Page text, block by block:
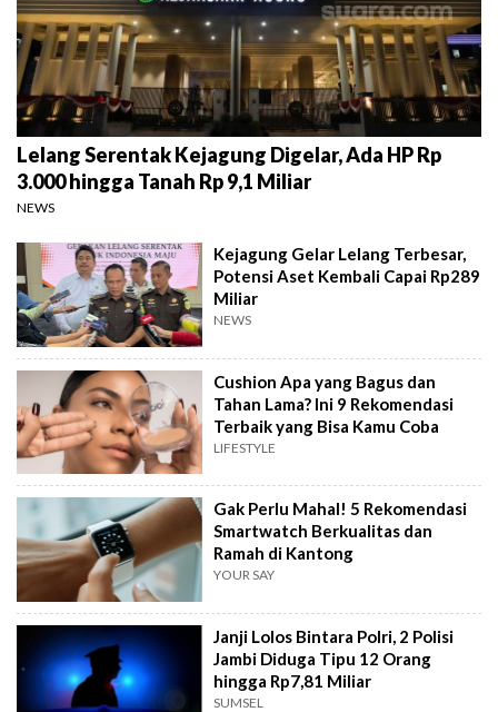
Lelang Serentak Kejagung Digelar, Ada HP Rp
3.000 hingga Tanah Rp 9,1 Miliar
NEWS
Kejagung Gelar Lelang Terbesar,
Potensi Aset Kembali Capai Rp289
Miliar
NEWS
Cushion Apa yang Bagus dan
Tahan Lama? Ini 9 Rekomendasi
Terbaik yang Bisa Kamu Coba
LIFESTYLE
Gak Perlu Mahal! 5 Rekomendasi
Smartwatch Berkualitas dan
Ramah di Kantong
YOUR SAY
Janji Lolos Bintara Polri, 2 Polisi
Jambi Diduga Tipu 12 Orang
hingga Rp7,81 Miliar
SUMSEL